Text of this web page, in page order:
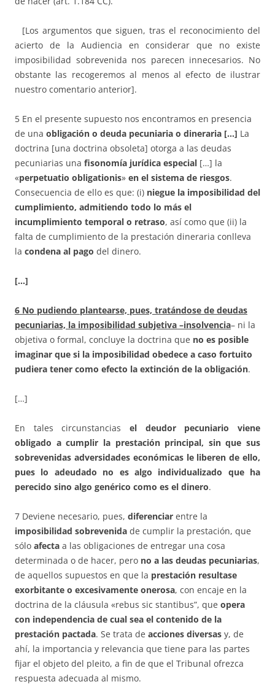
[Los argumentos que siguen, tras el reconocimiento del
acierto de la Audiencia en considerar que no existe
imposibilidad sobrevenida nos parecen innecesarios. No
obstante las recogeremos al menos al efecto de ilustrar
nuestro comentario anterior].
5 En el presente supuesto nos encontramos en presencia
de una obligación o deuda pecuniaria o dineraria […] La
doctrina [una doctrina obsoleta] otorga a las deudas
pecuniarias una fisonomía jurídica especial […] la
«perpetuatio obligationis» en el sistema de riesgos.
Consecuencia de ello es que: (i) niegue la imposibilidad del
cumplimiento, admitiendo todo lo más el
incumplimiento temporal o retraso, así como que (ii) la
falta de cumplimiento de la prestación dineraria conlleva
la condena al pago del dinero.
[…]
6 No pudiendo plantearse, pues, tratándose de deudas
pecuniarias, la imposibilidad subjetiva –insolvencia– ni la
objetiva o formal, concluye la doctrina que no es posible
imaginar que si la imposibilidad obedece a caso fortuito
pudiera tener como efecto la extinción de la obligación.
[…]
En tales circunstancias el deudor pecuniario viene
obligado a cumplir la prestación principal, sin que sus
sobrevenidas adversidades económicas le liberen de ello,
pues lo adeudado no es algo individualizado que ha
perecido sino algo genérico como es el dinero.
7 Deviene necesario, pues, diferenciar entre la
imposibilidad sobrevenida de cumplir la prestación, que
sólo afecta a las obligaciones de entregar una cosa
determinada o de hacer, pero no a las deudas pecuniarias,
de aquellos supuestos en que la prestación resultase
exorbitante o excesivamente onerosa, con encaje en la
doctrina de la cláusula «rebus sic stantibus”, que opera
con independencia de cual sea el contenido de la
prestación pactada. Se trata de acciones diversas y, de
ahí, la importancia y relevancia que tiene para las partes
fijar el objeto del pleito, a fin de que el Tribunal ofrezca
respuesta adecuada al mismo.